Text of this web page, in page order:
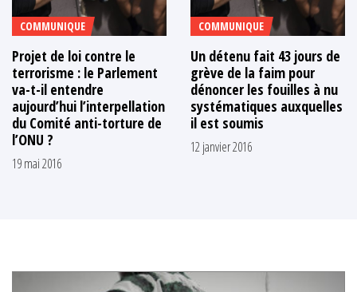
COMMUNIQUE
Projet de loi contre le
terrorisme : le Parlement
va-t-il entendre
aujourd’hui l’interpellation
du Comité anti-torture de
l’ONU ?
19 mai 2016
COMMUNIQUE
Un détenu fait 43 jours de
grève de la faim pour
dénoncer les fouilles à nu
systématiques auxquelles
il est soumis
12 janvier 2016